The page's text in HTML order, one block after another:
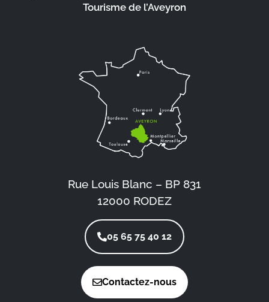
Tourisme de l’Aveyron
Rue Louis Blanc – BP 831
12000 RODEZ
05 65 75 40 12
Contactez-nous